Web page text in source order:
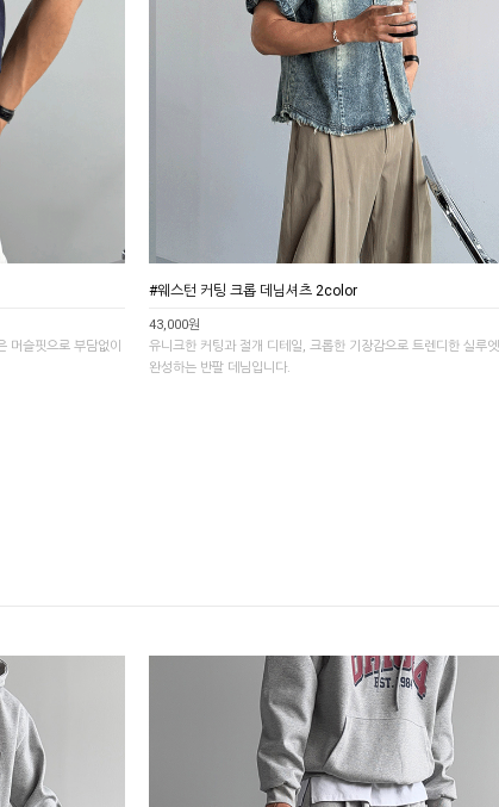
머슬핏으로 부담없이
#웨스턴 커팅 크롭 데님셔츠 2color
43,000원
유니크한 커팅과 절개 디테일, 크롭한 기장감으로 트렌디한 실루
완성하는 반팔 데님입니다.